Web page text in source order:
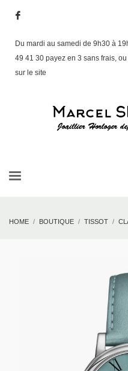
Du mardi au samedi de 9h30 à
49 41 30 payez en 3 sans frais,
sur le site
HOME BOUTIQUE TISSOT